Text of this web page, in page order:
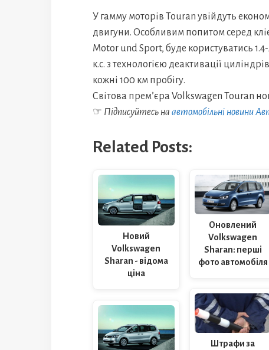
У гамму моторів Touran увійдуть
двигуни. Особливим попитом серед
Motor und Sport, буде користуватись
к.с. з технологією деактивації
кожні 100 км пробігу.
Світова прем’єра Volkswagen Touran
☞ Підписуйтесь на автомобільні новини
Related Posts:
Новий
Volkswagen
Sharan - відома
ціна
Оновлений
Volkswagen
Sharan: перші
фото автомобіля
Штрафи за